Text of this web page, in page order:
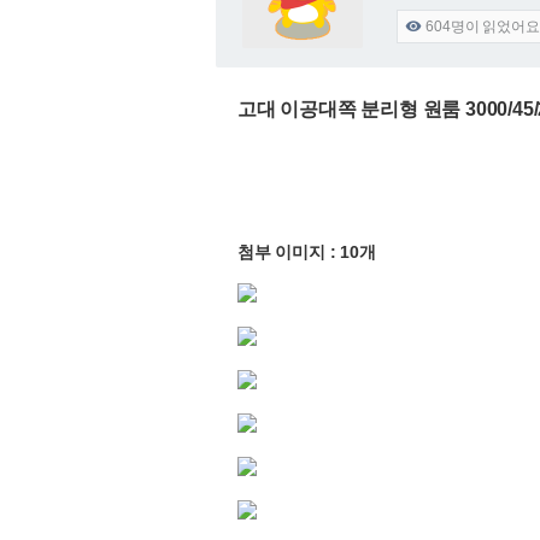
 604명이 읽었어요
고대 이공대쪽 분리형 원룸 3000/
첨부 이미지 : 10개